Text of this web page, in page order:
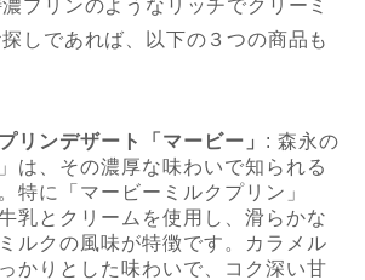
プリンのようなリッチでクリーミ
しであれば、以下の３つの商品も
リンデザート「マービー」 : 森永の
は、その濃厚な味わいで知られる
特に「マービーミルクプリン」
乳とクリームを使用し、滑らかな
ルクの風味が特徴です。カラメル
かりとした味わいで、コク深い甘